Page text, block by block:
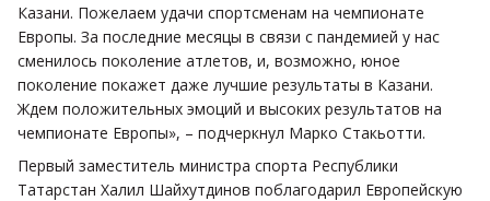
Казани. Пожелаем удачи спортсменам на чемпионате
Европы. За последние месяцы в связи с пандемией у нас
сменилось поколение атлетов, и, возможно, юное
поколение покажет даже лучшие результаты в Казани.
Ждем положительных эмоций и высоких результатов на
чемпионате Европы», – подчеркнул Марко Стакьотти.
Первый заместитель министра спорта Республики
Татарстан Халил Шайхутдинов поблагодарил Европейскую